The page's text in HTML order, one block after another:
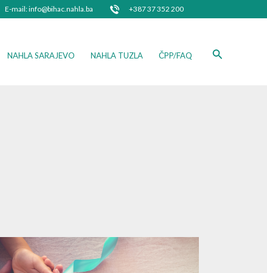
E-mail: info@bihac.nahla.ba +387 37 352 200
NAHLA SARAJEVO NAHLA TUZLA ČPP/FAQ Search